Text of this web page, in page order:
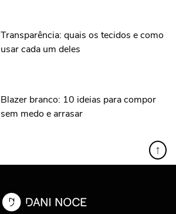
Transparência: quais os tecidos e como
usar cada um deles
Blazer branco: 10 ideias para compor
sem medo e arrasar
↑